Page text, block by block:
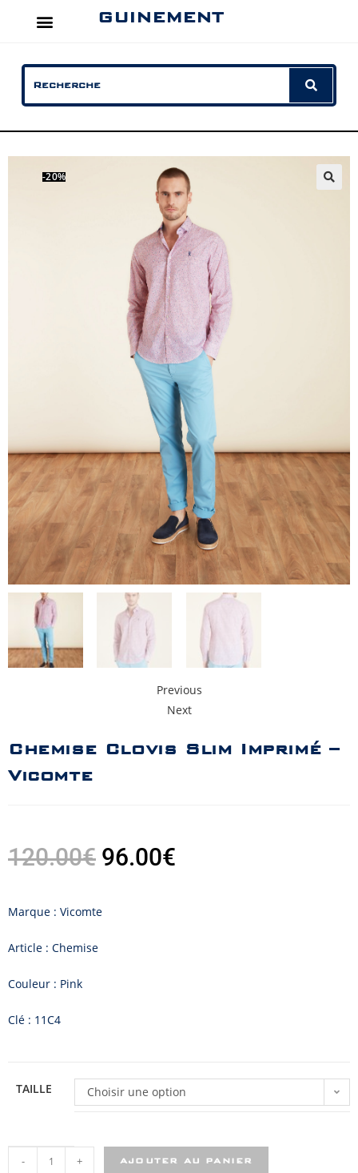
GUINEMENT
-20%
Previous
Next
Chemise Clovis Slim Imprimé –
Vicomte
120.00€ 96.00€
Marque : Vicomte
Article : Chemise
Couleur : Pink
Clé : 11C4
TAILLE Choisir une option
- + AJOUTER AU PANIER